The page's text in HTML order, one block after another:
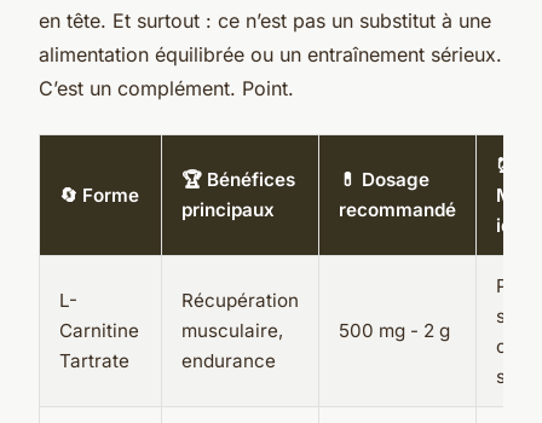
en tête. Et surtout : ce n’est pas un substitut à une
alimentation équilibrée ou un entraînement sérieux.
C’est un complément. Point.
🔄 Forme
🏆 Bénéfices
principaux
💊 Dosage
recommandé
⏰
idéal
L-
Carnitine
Tartrate
Récupération
musculaire,
endurance
500 mg - 2 g
Pre-
ou